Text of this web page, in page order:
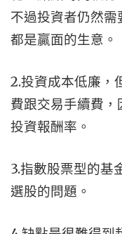
不過投資者仍然
都是贏面的生意。
2.投資成本低廉，
費跟交易手續費，
投資報酬率。
3.指數股票型的基
選股的問題。